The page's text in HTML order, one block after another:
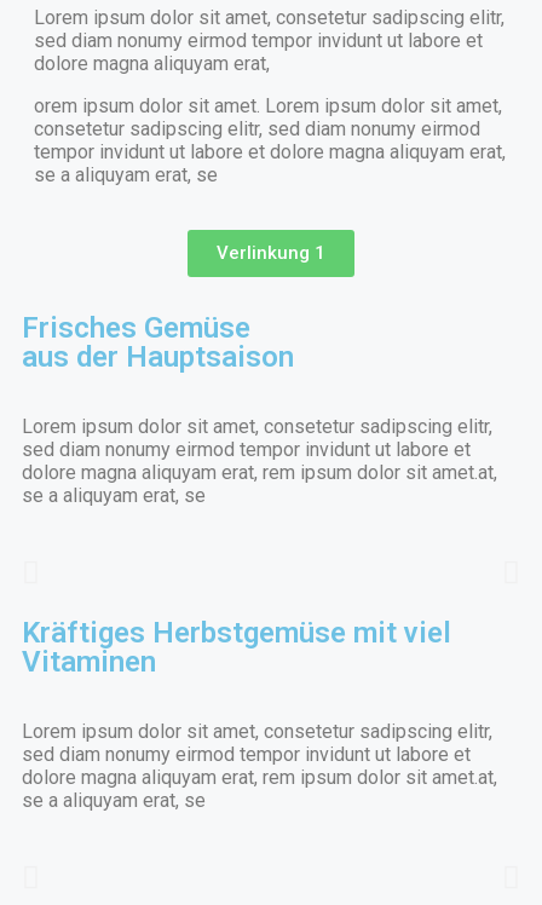
Lorem ipsum dolor sit amet, consetetur sadipscing elitr,
sed diam nonumy eirmod tempor invidunt ut labore et
dolore magna aliquyam erat,
orem ipsum dolor sit amet. Lorem ipsum dolor sit amet,
consetetur sadipscing elitr, sed diam nonumy eirmod
tempor invidunt ut labore et dolore magna aliquyam erat,
se a aliquyam erat, se
Verlinkung 1
Frisches Gemüse
aus der Hauptsaison
Lorem ipsum dolor sit amet, consetetur sadipscing elitr,
sed diam nonumy eirmod tempor invidunt ut labore et
dolore magna aliquyam erat, rem ipsum dolor sit amet.at,
se a aliquyam erat, se
Kräftiges Herbstgemüse mit viel
Vitaminen
Lorem ipsum dolor sit amet, consetetur sadipscing elitr,
sed diam nonumy eirmod tempor invidunt ut labore et
dolore magna aliquyam erat, rem ipsum dolor sit amet.at,
se a aliquyam erat, se